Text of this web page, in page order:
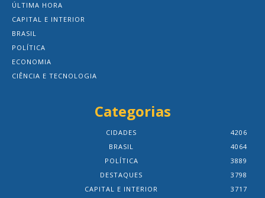
ÚLTIMA HORA
CAPITAL E INTERIOR
BRASIL
POLÍTICA
ECONOMIA
CIÊNCIA E TECNOLOGIA
Categorias
CIDADES
4206
BRASIL
4064
POLÍTICA
3889
DESTAQUES
3798
CAPITAL E INTERIOR
3717